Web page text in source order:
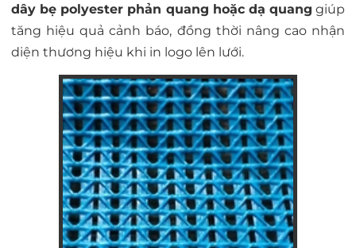
dây bẹ polyester phản quang hoặc dạ quang giúp
tăng hiệu quả cảnh báo, đồng thời nâng cao nhận
diện thương hiệu khi in logo lên lưới.